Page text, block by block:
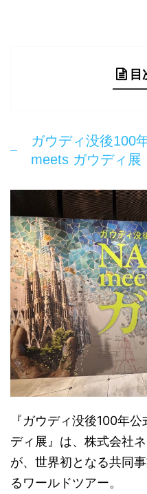
目
ガウディ没後100
meets ガウディ展
『ガウディ没後100年
ディ展』は、株式会社
が、世界初となる共同
るワールドツアー。